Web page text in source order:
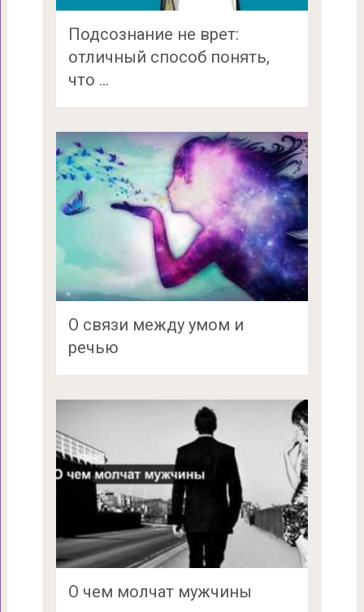
Подсознание не врет:
отличный способ понять,
что …
О связи между умом и
речью
О чем молчат мужчины